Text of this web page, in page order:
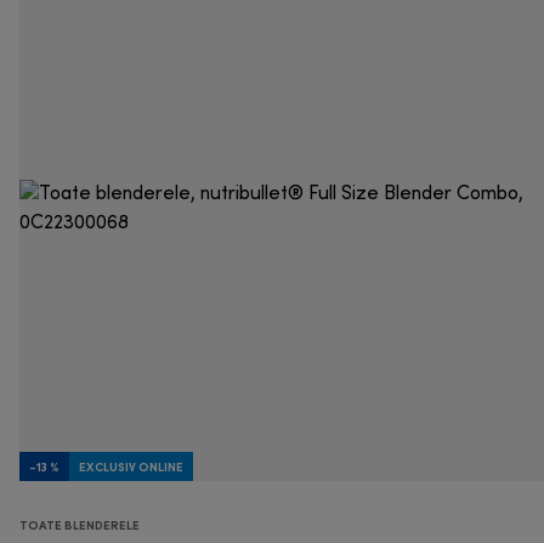
-13 % EXCLUSIV ONLINE
TOATE BLENDERELE